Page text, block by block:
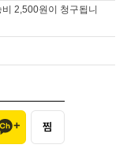
2,500원이 청구됩니